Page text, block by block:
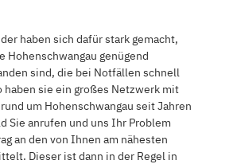
haben sich dafür stark gemacht,
Hohenschwangau genügend
sind, die bei Notfällen schnell
haben sie ein großes Netzwerk mit
um Hohenschwangau seit Jahren
Sie anrufen und uns Ihr Problem
an den von Ihnen am nähesten
Dieser ist dann in der Regel in